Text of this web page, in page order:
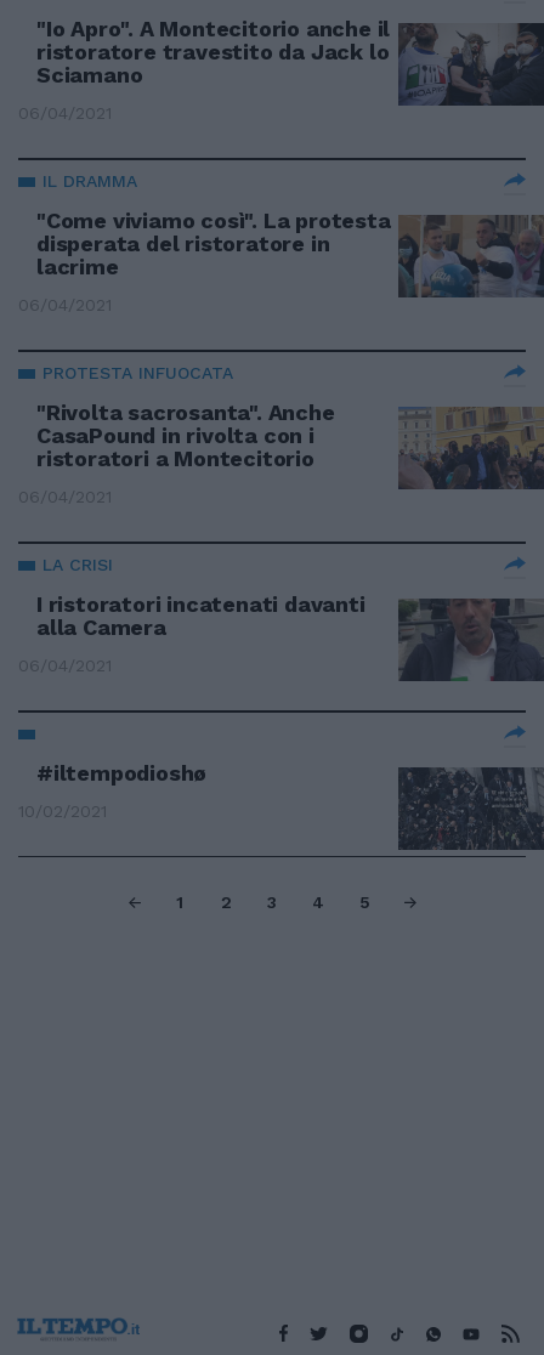
"Io Apro". A Montecitorio anche il
ristoratore travestito da Jack lo
Sciamano
06/04/2021
IL DRAMMA
"Come viviamo così". La protesta
disperata del ristoratore in
lacrime
06/04/2021
PROTESTA INFUOCATA
"Rivolta sacrosanta". Anche
CasaPound in rivolta con i
ristoratori a Montecitorio
06/04/2021
LA CRISI
I ristoratori incatenati davanti
alla Camera
06/04/2021
#iltempodioshø
10/02/2021
1 2 3 4 5